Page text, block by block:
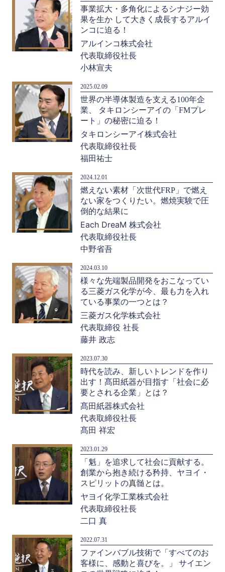
事業拡大・多角化によるシナジー効
果を生か して大きく成長するアルイ
ンコに迫る！
アルインコ株式会社
代表取締役社長
小林宣夫
2025.02.09
世界の半導体製造を支える100年企
業、 タキロンシーアイの「FMプレ
ート」の秘密に迫る！
タキロンシーアイ株式会社
代表取締役社長
福田祐士
2024.12.01
燃えない素材「次世代FRP」で燃え
ない家をつくりたい。燃焼実験で圧
倒的な結果に
Each DreaM 株式会社
代表取締役社長
中野省吾
2024.03.10
様々な先端製品開発をおこなってい
る三菱ガス化学が今、最も力を入れ
ている事業の一つとは？
三菱ガス化学株式会社
代表取締役 社長
藤井 政志
2023.07.30
時代を読み、新しいトレンドを作り
出す！髙田紙器が目指す「社会に必
要とされる企業」とは？
髙田紙器株式会社
代表取締役社長
髙田 祥宏
2023.01.29
「魁」を追求して社会に貢献する。
創業から抱き続ける矜持、ヤヨイ・
スピリットの真髄とは。
ヤヨイ化学工業株式会社
代表取締役社長
二口 真
2022.07.31
ファインバブル技術で「すべてのお
客様に、感動と喜びを。」 サイエン